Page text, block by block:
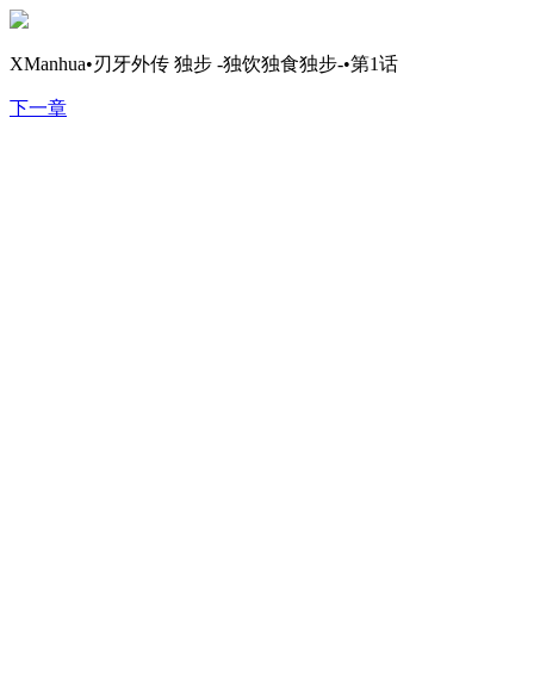
XManhua•刃牙外传 独步 -独饮独食独步-•第1话
下一章